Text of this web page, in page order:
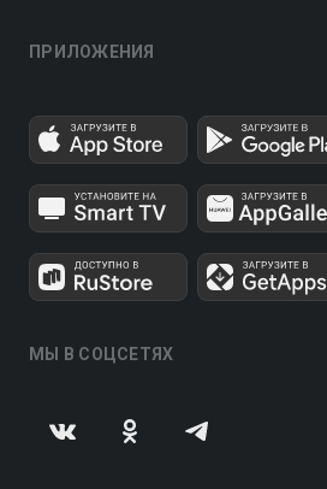
ПРИЛОЖЕНИЯ
МЫ В СОЦСЕТЯХ